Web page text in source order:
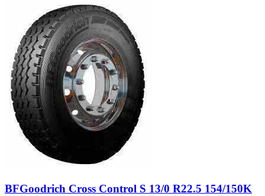
BFGoodrich Cross Control S 13/0 R22.5 154/150K